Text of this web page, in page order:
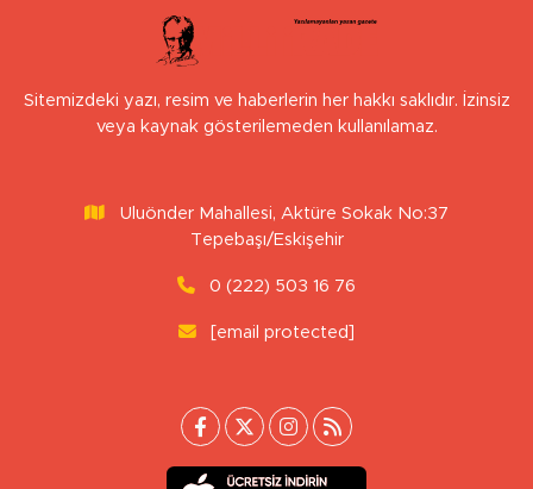
Sitemizdeki yazı, resim ve haberlerin her hakkı saklıdır. İzinsiz
veya kaynak gösterilemeden kullanılamaz.
Uluönder Mahallesi, Aktüre Sokak No:37
Tepebaşı/Eskişehir
0 (222) 503 16 76
[email protected]